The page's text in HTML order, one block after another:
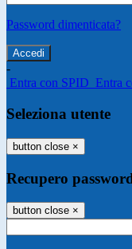
Password dimenticata?
-
Entra con SPID Entra
Seleziona utente
button close ×
Recupero
button close ×